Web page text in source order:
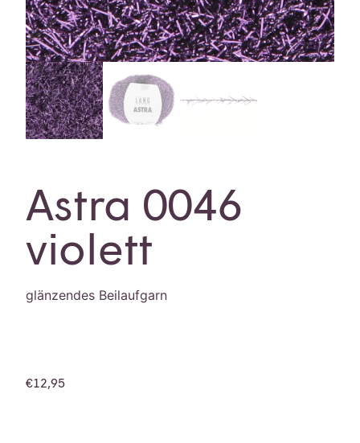
Astra 0046
violett
glänzendes Beilaufgarn
€12,95